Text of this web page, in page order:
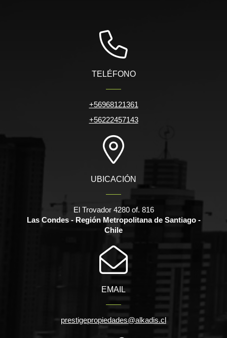
TELÉFONO
+56968121361
+56222457143
UBICACIÓN
El Trovador 4280 of. 816
Las Condes - Región Metropolitana de Santiago -
Chile
EMAIL
prestigepropiedades@alkadis.cl